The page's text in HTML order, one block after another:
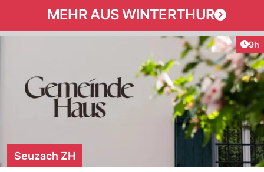
MEHR AUS WINTERTHUR
9h
Seuzach ZH